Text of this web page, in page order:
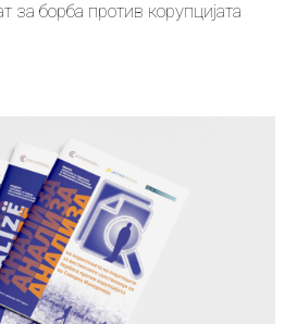
за борба против корупцијата